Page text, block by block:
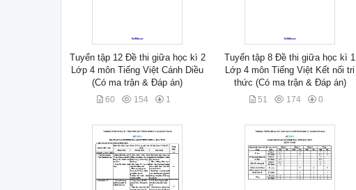
Tuyển tập 12 Đề thi giữa học kì 2
Lớp 4 môn Tiếng Việt Cánh Diều
(Có ma trận & Đáp án)
60 154 1
Tuyển tập 8 Đề thi giữa học kì 1
Lớp 4 môn Tiếng Việt Kết nối tri
thức (Có ma trận & Đáp án)
51 174 0